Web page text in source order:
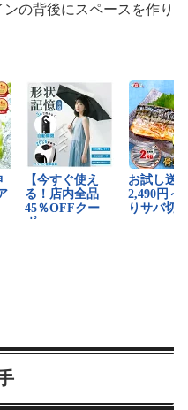
の背後にスペースを作り